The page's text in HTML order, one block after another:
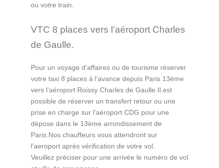
ou votre train.
VTC 8 places vers l’aéroport Charles
de Gaulle.
Pour un voyage d’affaires ou de tourisme réserver
votre taxi 8 places à l’avance depuis Paris 13ème
vers l’aéroport Roissy Charles de Gaulle.Il est
possible de réserver un transfert retour ou une
prise en charge sur l’aéroport CDG pour une
dépose dans le 13ème arrondissement de
Paris.Nos chauffeurs vous attendront sur
l’aeroport après vérification de votre vol.
Veuillez préciser pour une arrivée le numéro de vol